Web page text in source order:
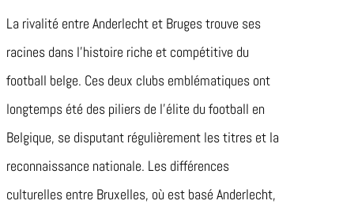
La rivalité entre Anderlecht et Bruges trouve ses
racines dans l’histoire riche et compétitive du
football belge. Ces deux clubs emblématiques ont
longtemps été des piliers de l’élite du football en
Belgique, se disputant régulièrement les titres et la
reconnaissance nationale. Les différences
culturelles entre Bruxelles, où est basé Anderlecht,